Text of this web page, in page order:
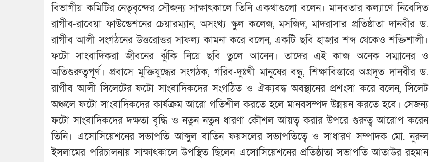
বিভাগীয় কমিটির নেতৃবৃন্দের সৌজন্য সাক্ষাৎকালে তিনি একথাগুলো বলেন। মানবতার কল্যাণে নিবেদিত
রাগীব-রাবেয়া ফাউন্ডেশনের চেয়ারম্যান, অসংখ্য স্কুল কলেজ, মসজিদ, মাদরাসার প্রতিষ্ঠাতা দানবীর ড.
রাগীব আলী সংগঠনের উত্তরোত্তর সাফল্য কামনা করে বলেন, একটি ছবি হাজার শব্দ থেকেও শক্তিশালী।
ফটো সাংবাদিকরা জীবনের ঝুঁকি নিয়ে ছবি তুলে আনেন। তাদের এই কাজ অনেক সম্মানের ও
অতিগুরুত্বপূর্ণ। প্রবাসে মুক্তিযুদ্ধের সংগঠক, গরিব-দুঃখী মানুষের বন্ধু, শিক্ষাবিস্তারে অগ্রদূত দানবীর ড.
রাগীব আলী সিলেটের ফটো সাংবাদিকদের সংগঠিত ও ঐক্যবদ্ধ অবস্থানের প্রশংসা করে বলেন, সিলেট
অঞ্চলে ফটো সাংবাদিকদের কার্যক্রম আরো গতিশীল করতে হলে মানবসম্পদ উন্নয়ন করতে হবে। সেজন্য
ফটো সাংবাদিকদের দক্ষতা বৃদ্ধি ও নতুন নতুন ধারণা কৌশল আয়ত্ব করার উপরে গুরুত্ব আরোপ করেন
তিনি। এসোসিয়েশনের সভাপতি আব্দুল বাতিন ফয়সলের সভাপতিত্বে ও সাধারণ সম্পাদক মো. নুরুল
ইসলামের পরিচালনায় সাক্ষাৎকালে উপস্থিত ছিলেন এসোসিয়েশনের প্রতিষ্ঠাতা সভাপতি আতাউর রহমান